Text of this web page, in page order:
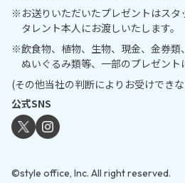
http://
stage2023/index.html
湯本 亜美
※ お送りいただいたプレゼントはス
タレント本人にお渡しいたします。
※飲食物、植物、生物、現金、金券類
ぬいぐるみ類等、一部のプレゼント
(その他当社の判断によりお受けでき
公式SNS
©style office, Inc. All right reserved.